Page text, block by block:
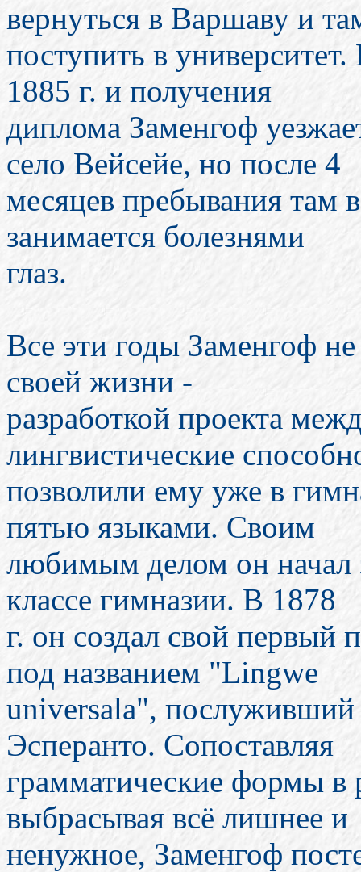
вернуться в Варшаву и
поступить в
1885 г. и получения
диплома Заменгоф
село Вейсейе, но после 4
месяцев пребывания там
занимается болезнями
глаз.
Все эти годы Заменгоф не
своей жизни -
разработкой проекта
лингвистические
позволили ему уже в
пятью языками. Своим
любимым делом он начал
классе гимназии. В 1878
г. он создал свой первый
под названием "Lingwe
universala", послуживший
Эсперанто. Сопоставляя
грамматические формы в
выбрасывая всё лишнее и
ненужное, Заменгоф